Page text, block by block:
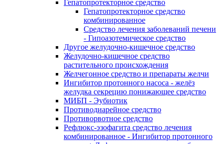
Гепатопротекторное средство
Гепатопротекторное средство
комбинированное
Средство лечения заболеваний печени
- Гипоазотемическое средство
Другое желудочно-кишечное средство
Желудочно-кишечное средство
растительного происхождения
Желчегонное средство и препараты желчи
Ингибитор протонного насоса - желёз
желудка секрецию понижающее средство
МИБП - Эубиотик
Противодиарейное средство
Противорвотное средство
Рефлюкс-эзофагита средство лечения
комбинированное - Ингибитор протонного